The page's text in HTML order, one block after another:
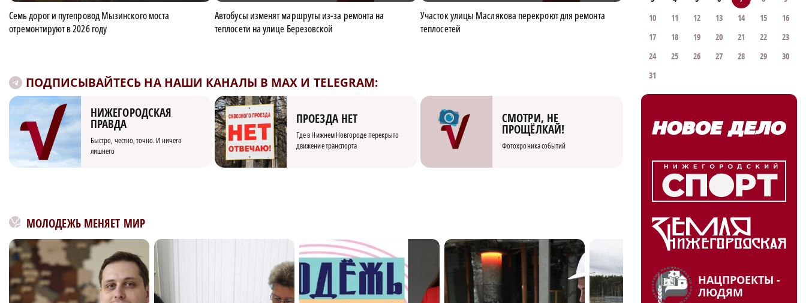
Семь дорог и путепровод Мызинского моста
отремонтируют в 2026 году
Автобусы изменят маршруты из-за ремонта на
теплосети на улице Березовской
Участок улицы Маслякова перекроют для ремонта
теплосетей
ПОДПИСЫВАЙТЕСЬ НА НАШИ КАНАЛЫ В MAX И TELEGRAM:
НИЖЕГОРОДСКАЯ
ПРАВДА
Быстро, честно, точно. И ничего
лишнего
ПРОЕЗДА НЕТ
Где в Нижнем Новгороде перекрыто
движение транспорта
СМОТРИ, НЕ
ПРОЩЁЛКАЙ!
Фотохроника событий
МОЛОДЕЖЬ МЕНЯЕТ МИР
10
11 12 13 14 15
16
17
18 19 20 21 22
23
24
25 26 27 28 29
30
31
НАЦПРОЕКТЫ -
ЛЮДЯМ